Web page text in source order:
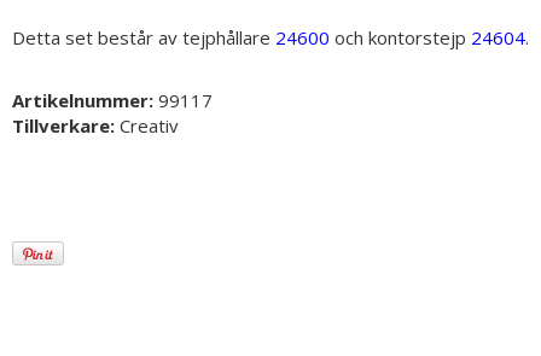
Detta set består av tejphållare 24600 och kontorstejp 24604.
Artikelnummer: 99117
Tillverkare: Creativ